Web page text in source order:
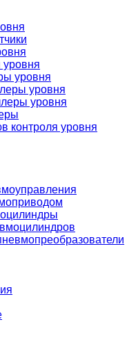
уровня
уровня
уровня
уровня
контроля уровня